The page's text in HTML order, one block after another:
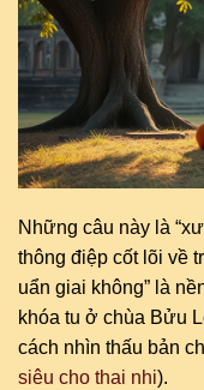
Những câu này là
thông điệp cốt lõi về
uẩn giai không” là
khóa tu ở chùa Bửu
cách nhìn thấu bản
siêu cho thai nhi).